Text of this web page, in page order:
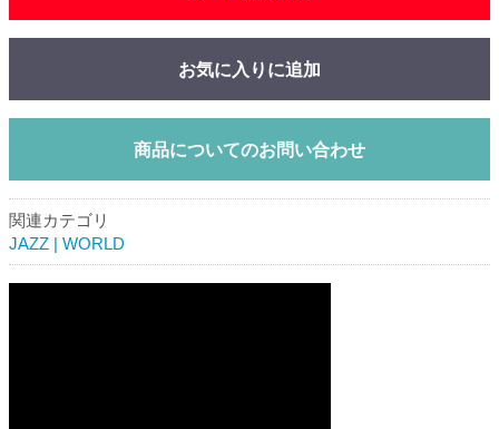
お気に入りに追加
商品についてのお問い合わせ
関連カテゴリ
JAZZ | WORLD